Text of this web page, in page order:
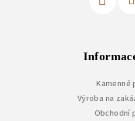
Kamenné
Výroba na
Obchodní